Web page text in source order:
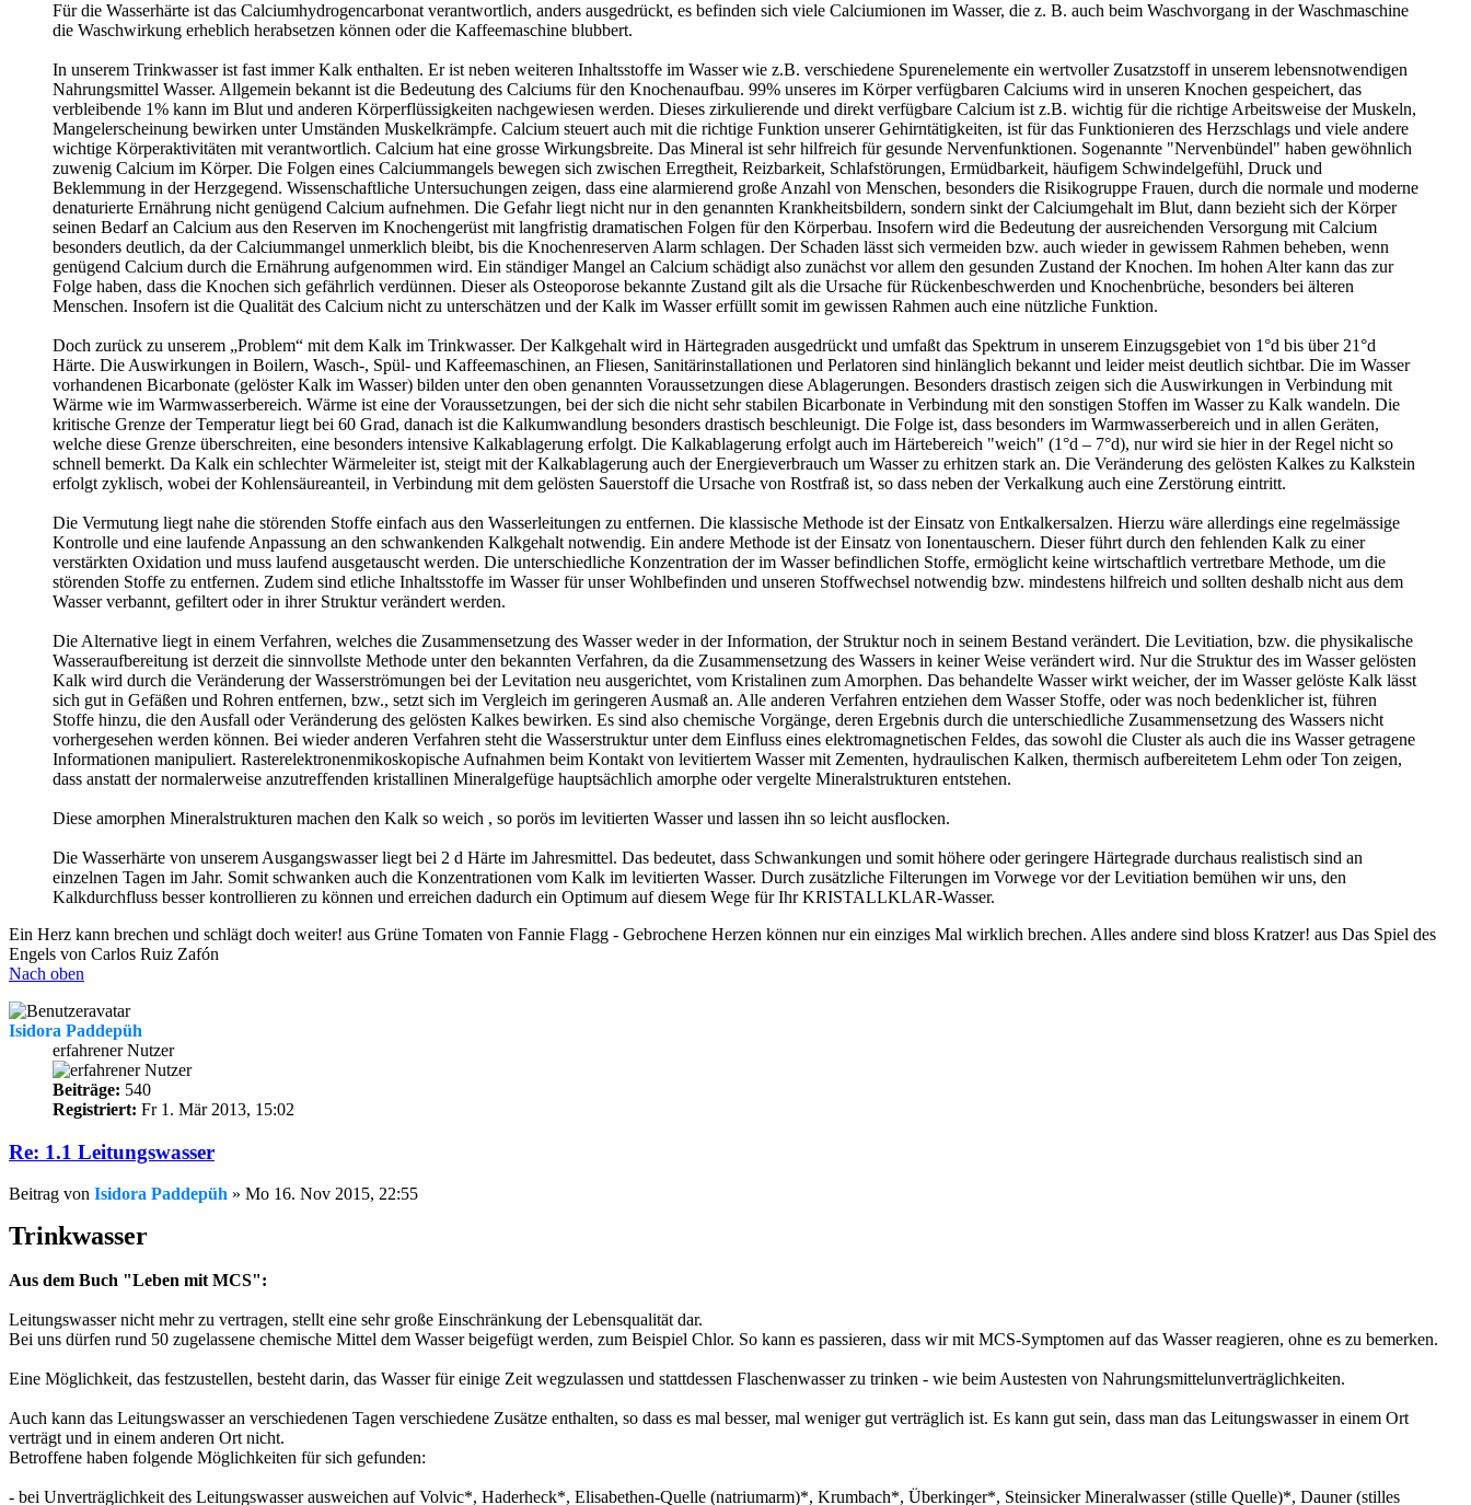
Für die Wasserhärte ist das Calciumhydrogencarbonat verantwortlich, anders ausgedrückt, es befinden sich viele Calciumionen im Wasser, die z. B. auch beim Waschvorgang in der Waschmaschine
die Waschwirkung erheblich herabsetzen können oder die Kaffeemaschine blubbert.
In unserem Trinkwasser ist fast immer Kalk enthalten. Er ist neben weiteren Inhaltsstoffe im Wasser wie z.B. verschiedene Spurenelemente ein wertvoller Zusatzstoff in unserem lebensnotwendigen
Nahrungsmittel Wasser. Allgemein bekannt ist die Bedeutung des Calciums für den Knochenaufbau. 99% unseres im Körper verfügbaren Calciums wird in unseren Knochen gespeichert, das
verbleibende 1% kann im Blut und anderen Körperflüssigkeiten nachgewiesen werden. Dieses zirkulierende und direkt verfügbare Calcium ist z.B. wichtig für die richtige Arbeitsweise der Muskeln,
Mangelerscheinung bewirken unter Umständen Muskelkrämpfe. Calcium steuert auch mit die richtige Funktion unserer Gehirntätigkeiten, ist für das Funktionieren des Herzschlags und viele andere
wichtige Körperaktivitäten mit verantwortlich. Calcium hat eine grosse Wirkungsbreite. Das Mineral ist sehr hilfreich für gesunde Nervenfunktionen. Sogenannte "Nervenbündel" haben gewöhnlich
zuwenig Calcium im Körper. Die Folgen eines Calciummangels bewegen sich zwischen Erregtheit, Reizbarkeit, Schlafstörungen, Ermüdbarkeit, häufigem Schwindelgefühl, Druck und
Beklemmung in der Herzgegend. Wissenschaftliche Untersuchungen zeigen, dass eine alarmierend große Anzahl von Menschen, besonders die Risikogruppe Frauen, durch die normale und moderne
denaturierte Ernährung nicht genügend Calcium aufnehmen. Die Gefahr liegt nicht nur in den genannten Krankheitsbildern, sondern sinkt der Calciumgehalt im Blut, dann bezieht sich der Körper
seinen Bedarf an Calcium aus den Reserven im Knochengerüst mit langfristig dramatischen Folgen für den Körperbau. Insofern wird die Bedeutung der ausreichenden Versorgung mit Calcium
besonders deutlich, da der Calciummangel unmerklich bleibt, bis die Knochenreserven Alarm schlagen. Der Schaden lässt sich vermeiden bzw. auch wieder in gewissem Rahmen beheben, wenn
genügend Calcium durch die Ernährung aufgenommen wird. Ein ständiger Mangel an Calcium schädigt also zunächst vor allem den gesunden Zustand der Knochen. Im hohen Alter kann das zur
Folge haben, dass die Knochen sich gefährlich verdünnen. Dieser als Osteoporose bekannte Zustand gilt als die Ursache für Rückenbeschwerden und Knochenbrüche, besonders bei älteren
Menschen. Insofern ist die Qualität des Calcium nicht zu unterschätzen und der Kalk im Wasser erfüllt somit im gewissen Rahmen auch eine nützliche Funktion.
Doch zurück zu unserem „Problem“ mit dem Kalk im Trinkwasser. Der Kalkgehalt wird in Härtegraden ausgedrückt und umfaßt das Spektrum in unserem Einzugsgebiet von 1°d bis über 21°d
Härte. Die Auswirkungen in Boilern, Wasch-, Spül- und Kaffeemaschinen, an Fliesen, Sanitärinstallationen und Perlatoren sind hinlänglich bekannt und leider meist deutlich sichtbar. Die im Wasser
vorhandenen Bicarbonate (gelöster Kalk im Wasser) bilden unter den oben genannten Voraussetzungen diese Ablagerungen. Besonders drastisch zeigen sich die Auswirkungen in Verbindung mit
Wärme wie im Warmwasserbereich. Wärme ist eine der Voraussetzungen, bei der sich die nicht sehr stabilen Bicarbonate in Verbindung mit den sonstigen Stoffen im Wasser zu Kalk wandeln. Die
kritische Grenze der Temperatur liegt bei 60 Grad, danach ist die Kalkumwandlung besonders drastisch beschleunigt. Die Folge ist, dass besonders im Warmwasserbereich und in allen Geräten,
welche diese Grenze überschreiten, eine besonders intensive Kalkablagerung erfolgt. Die Kalkablagerung erfolgt auch im Härtebereich "weich" (1°d – 7°d), nur wird sie hier in der Regel nicht so
schnell bemerkt. Da Kalk ein schlechter Wärmeleiter ist, steigt mit der Kalkablagerung auch der Energieverbrauch um Wasser zu erhitzen stark an. Die Veränderung des gelösten Kalkes zu Kalkstein
erfolgt zyklisch, wobei der Kohlensäureanteil, in Verbindung mit dem gelösten Sauerstoff die Ursache von Rostfraß ist, so dass neben der Verkalkung auch eine Zerstörung eintritt.
Die Vermutung liegt nahe die störenden Stoffe einfach aus den Wasserleitungen zu entfernen. Die klassische Methode ist der Einsatz von Entkalkersalzen. Hierzu wäre allerdings eine regelmässige
Kontrolle und eine laufende Anpassung an den schwankenden Kalkgehalt notwendig. Ein andere Methode ist der Einsatz von Ionentauschern. Dieser führt durch den fehlenden Kalk zu einer
verstärkten Oxidation und muss laufend ausgetauscht werden. Die unterschiedliche Konzentration der im Wasser befindlichen Stoffe, ermöglicht keine wirtschaftlich vertretbare Methode, um die
störenden Stoffe zu entfernen. Zudem sind etliche Inhaltsstoffe im Wasser für unser Wohlbefinden und unseren Stoffwechsel notwendig bzw. mindestens hilfreich und sollten deshalb nicht aus dem
Wasser verbannt, gefiltert oder in ihrer Struktur verändert werden.
Die Alternative liegt in einem Verfahren, welches die Zusammensetzung des Wasser weder in der Information, der Struktur noch in seinem Bestand verändert. Die Levitiation, bzw. die physikalische
Wasseraufbereitung ist derzeit die sinnvollste Methode unter den bekannten Verfahren, da die Zusammensetzung des Wassers in keiner Weise verändert wird. Nur die Struktur des im Wasser gelösten
Kalk wird durch die Veränderung der Wasserströmungen bei der Levitation neu ausgerichtet, vom Kristalinen zum Amorphen. Das behandelte Wasser wirkt weicher, der im Wasser gelöste Kalk lässt
sich gut in Gefäßen und Rohren entfernen, bzw., setzt sich im Vergleich im geringeren Ausmaß an. Alle anderen Verfahren entziehen dem Wasser Stoffe, oder was noch bedenklicher ist, führen
Stoffe hinzu, die den Ausfall oder Veränderung des gelösten Kalkes bewirken. Es sind also chemische Vorgänge, deren Ergebnis durch die unterschiedliche Zusammensetzung des Wassers nicht
vorhergesehen werden können. Bei wieder anderen Verfahren steht die Wasserstruktur unter dem Einfluss eines elektromagnetischen Feldes, das sowohl die Cluster als auch die ins Wasser getragene
Informationen manipuliert. Rasterelektronenmikoskopische Aufnahmen beim Kontakt von levitiertem Wasser mit Zementen, hydraulischen Kalken, thermisch aufbereitetem Lehm oder Ton zeigen,
dass anstatt der normalerweise anzutreffenden kristallinen Mineralgefüge hauptsächlich amorphe oder vergelte Mineralstrukturen entstehen.
Diese amorphen Mineralstrukturen machen den Kalk so weich , so porös im levitierten Wasser und lassen ihn so leicht ausflocken.
Die Wasserhärte von unserem Ausgangswasser liegt bei 2 d Härte im Jahresmittel. Das bedeutet, dass Schwankungen und somit höhere oder geringere Härtegrade durchaus realistisch sind an
einzelnen Tagen im Jahr. Somit schwanken auch die Konzentrationen vom Kalk im levitierten Wasser. Durch zusätzliche Filterungen im Vorwege vor der Levitiation bemühen wir uns, den
Kalkdurchfluss besser kontrollieren zu können und erreichen dadurch ein Optimum auf diesem Wege für Ihr KRISTALLKLAR-Wasser.
Ein Herz kann brechen und schlägt doch weiter! aus Grüne Tomaten von Fannie Flagg - Gebrochene Herzen können nur ein einziges Mal wirklich brechen. Alles andere sind bloss Kratzer! aus Das Spiel des
Engels von Carlos Ruiz Zafón
Nach oben
Isidora Paddepüh
erfahrener Nutzer
Beiträge: 540
Registriert: Fr 1. Mär 2013, 15:02
Re: 1.1 Leitungswasser
Beitrag von Isidora Paddepüh » Mo 16. Nov 2015, 22:55
Trinkwasser
Aus dem Buch "Leben mit MCS":
Leitungswasser nicht mehr zu vertragen, stellt eine sehr große Einschränkung der Lebensqualität dar.
Bei uns dürfen rund 50 zugelassene chemische Mittel dem Wasser beigefügt werden, zum Beispiel Chlor. So kann es passieren, dass wir mit MCS-Symptomen auf das Wasser reagieren, ohne es zu bemerken.
Eine Möglichkeit, das festzustellen, besteht darin, das Wasser für einige Zeit wegzulassen und stattdessen Flaschenwasser zu trinken - wie beim Austesten von Nahrungsmittelunverträglichkeiten.
Auch kann das Leitungswasser an verschiedenen Tagen verschiedene Zusätze enthalten, so dass es mal besser, mal weniger gut verträglich ist. Es kann gut sein, dass man das Leitungswasser in einem Ort
verträgt und in einem anderen Ort nicht.
Betroffene haben folgende Möglichkeiten für sich gefunden:
- bei Unverträglichkeit des Leitungswasser ausweichen auf Volvic*, Haderheck*, Elisabethen-Quelle (natriumarm)*, Krumbach*, Überkinger*, Steinsicker Mineralwasser (stille Quelle)*, Dauner (stilles